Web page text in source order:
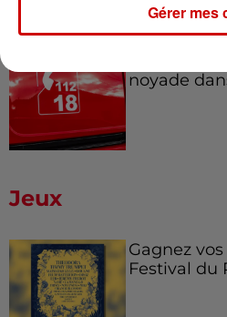
noyade
Jeux
Gagnez
Festival du
Gérer mes